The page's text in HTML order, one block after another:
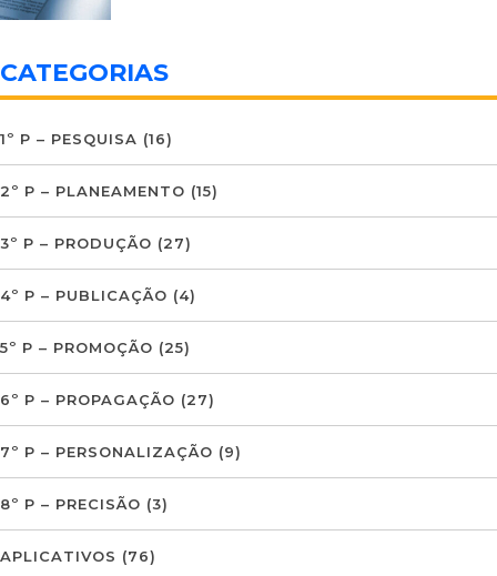
CATEGORIAS
1º P – PESQUISA (16)
2º P – PLANEAMENTO (15)
3º P – PRODUÇÃO (27)
4º P – PUBLICAÇÃO (4)
5º P – PROMOÇÃO (25)
6º P – PROPAGAÇÃO (27)
7º P – PERSONALIZAÇÃO (9)
8º P – PRECISÃO (3)
APLICATIVOS (76)